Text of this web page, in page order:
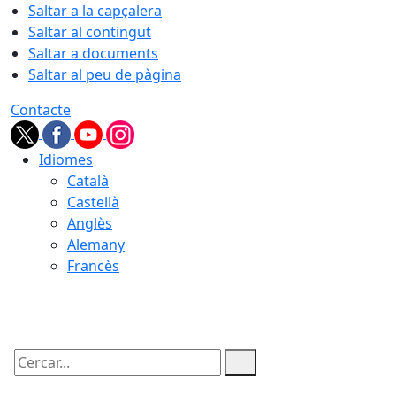
Saltar a la capçalera
Saltar al contingut
Saltar a documents
Saltar al peu de pàgina
Contacte
Idiomes
Català
Castellà
Anglès
Alemany
Francès
Cercar: